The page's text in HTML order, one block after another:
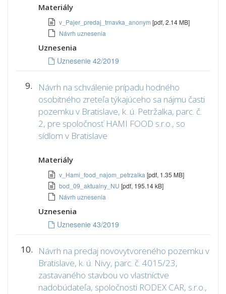
Materiály
v_Pajer_predaj_trnavka_anonym [pdf, 2.14 MB]
Návrh uznesenia
Uznesenia
Uznesenie 42/2019
9.
Návrh na schválenie prípadu hodného
osobitného zreteľa týkajúceho sa nájmu časti
pozemku v Bratislave, k. ú. Petržalka, parc. č.
2, pre spoločnosť HAMI FOOD s.r.o., so
sídlom v Bratislave
Materiály
v_Hami_food_najom_petrzalka [pdf, 1.35 MB]
bod_09_aktualny_NU [pdf, 195.14 kB]
Návrh uznesenia
Uznesenia
Uznesenie 43/2019
10.
Návrh na predaj novovytvoreného pozemku v
Bratislave, k. ú. Nivy, parc. č. 4015/23,
zastavaného stavbou vo vlastníctve
nadobúdateľa, spoločnosti RODEX CAR, s.r.o.,